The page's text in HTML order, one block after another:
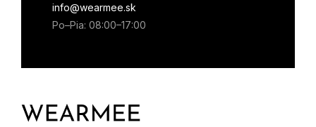
info@wearmee.sk
Po–Pia: 08:00–17:00